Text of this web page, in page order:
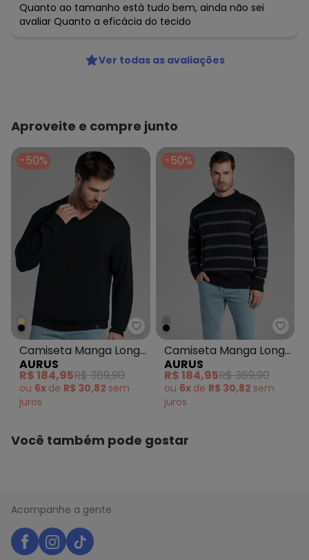
Quanto ao tamanho está tudo bem, ainda não sei
avaliar Quanto a eficácia do tecido
Ver todas as avaliações
Aproveite e compre junto
-50%
Aurus - Camiseta Manga
Camiseta Manga Longa
Tricot Preto
AURUS
R$ 184,95R$ 369,90
ou 6x de R$ 30,82 sem
juros
-50%
Camiseta Manga Longa
Tricot Preto
AURUS
R$ 184,95R$ 369,90
ou 6x de R$ 30,82 sem
juros
Você também pode gostar
Acompanhe a gente